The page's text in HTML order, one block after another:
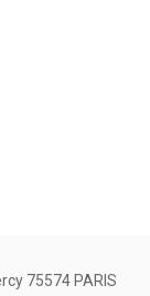
75574 PARIS